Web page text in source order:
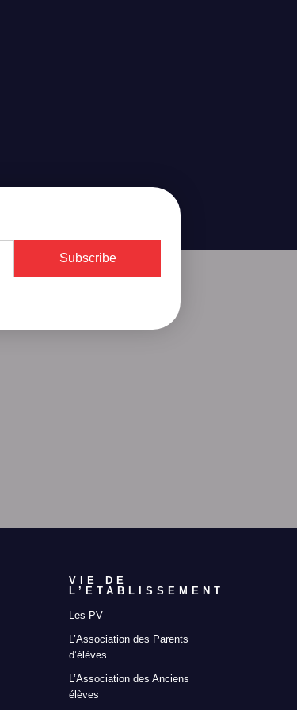
Subscribe
VIE DE
L’ETABLISSEMENT
Les PV
L’Association des Parents
d’élèves
L’Association des Anciens
élèves